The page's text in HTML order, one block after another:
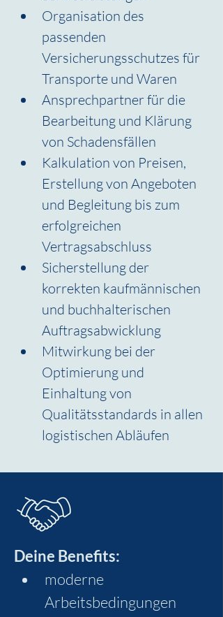
Organisation des
passenden
Versicherungsschutzes für
Transporte und Waren
Ansprechpartner für die
Bearbeitung und Klärung
von Schadensfällen
Kalkulation von Preisen,
Erstellung von Angeboten
und Begleitung bis zum
erfolgreichen
Vertragsabschluss
Sicherstellung der
korrekten kaufmännischen
und buchhalterischen
Auftragsabwicklung
Mitwirkung bei der
Optimierung und
Einhaltung von
Qualitätsstandards in allen
logistischen Abläufen
Deine Benefits:
moderne
Arbeitsbedingungen